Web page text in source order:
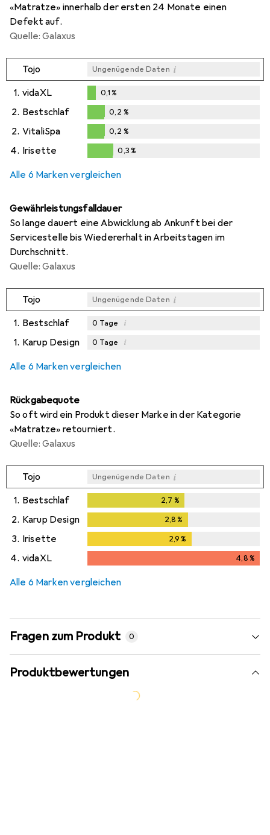
«Matratze» innerhalb der ersten 24 Monate einen
Defekt auf.
Quelle: Galaxus
Tojo Ungenügende Daten i
1. vidaXL
%
0,1%
2. Bestschlaf
0,2%
0,2 %
2. VitaliSpa
0,2%
0,2 %
4. Irisette 0,3%
Alle 6 Marken vergleichen
Gewährleistungsfalldauer
So lange dauert eine Abwicklung ab Ankunft bei der
Servicestelle bis Wiedererhalt in Arbeitstagen im
Durchschnitt.
Quelle: Galaxus
Tojo Ungenügende Daten i
1. Bestschlaf 0 Tage i
1. Karup Design 0 Tage i
Alle 6 Marken vergleichen
Rückgabequote
So oft wird ein Produkt dieser Marke in der Kategorie
«Matratze» retourniert.
Quelle: Galaxus
Tojo Ungenügende Daten i
1. Bestschlaf 2,7 %
2. Karup Design 2,8%
3. Irisette 2,9%
4. vidaXL 4,8%
Alle 6 Marken vergleichen
Fragen zum Produkt 0
Produktbewertungen